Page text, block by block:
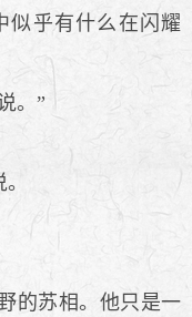
乎有什么在闪耀
。”
的苏相。他只是一